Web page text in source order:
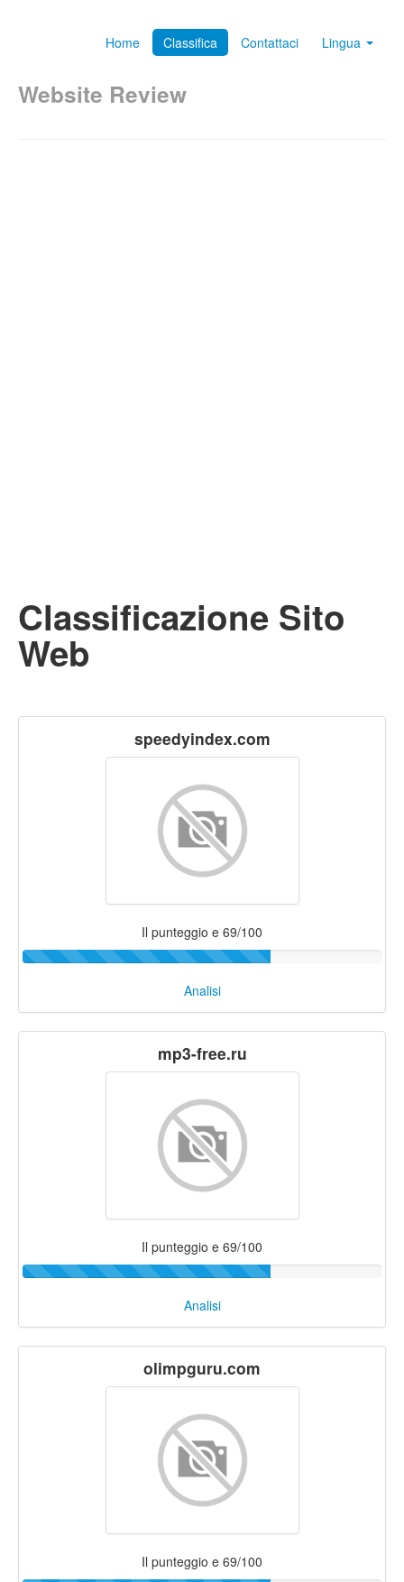
Home Classifica Contattaci Lingua
Website Review
Classificazione Sito
Web
speedyindex.com
Il punteggio e 69/100
Analisi
mp3-free.ru
Il punteggio e 69/100
Analisi
olimpguru.com
Il punteggio e 69/100